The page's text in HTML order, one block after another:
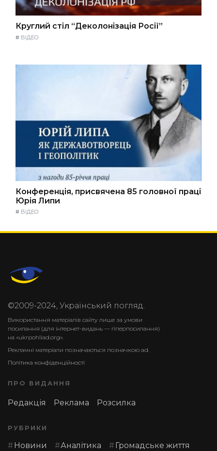
Круглий стіл “Деколонізація Росії”
# ВІДЕО
Конференція, присвячена 85 головної праці
Юрія Липи
# ВІДЕО
©2009-2024, Український погляд.
Використання матеріалів сайту лише за умови
посилання (для інтернет-видань — гіперпосилання)
на «ukrpohliad.org».
Рекламні матеріали позначаються позначкою ad.
Політика конфіденційності
ПРО ВИДАННЯ
Редакція Реклама Розсилка
РУБРИКИ
Новини Аналітика Громадське життя